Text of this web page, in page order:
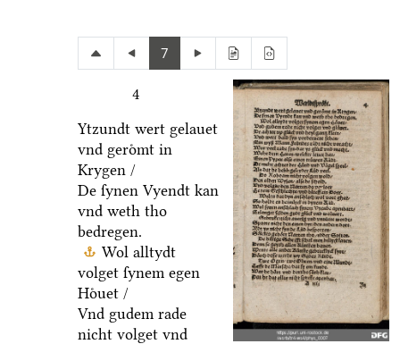
7
4
Ytzundt wert gelauet
vnd geroͤmt in
Krygen /
De ſynen Vyendt kan
vnd weth tho
bedregen.
Wol alltydt
volget ſynem egen
Hoͤuet /
Vnd gudem rade
nicht volget vnd